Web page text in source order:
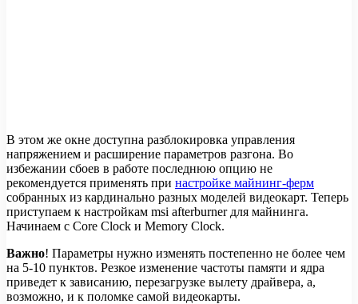
В этом же окне доступна разблокировка управления
напряжением и расширение параметров разгона. Во
избежании сбоев в работе последнюю опцию не
рекомендуется применять при настройке майнинг-ферм
собранных из кардинально разных моделей видеокарт. Теперь
приступаем к настройкам msi afterburner для майнинга.
Начинаем с Core Clock и Memory Clock.
Важно! Параметры нужно изменять постепенно не более чем
на 5-10 пунктов. Резкое изменение частоты памяти и ядра
приведет к зависанию, перезагрузке вылету драйвера, а,
возможно, и к поломке самой видеокарты.